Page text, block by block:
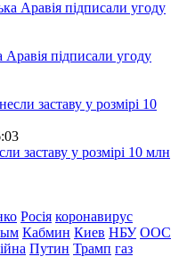
підписали угоду
заставу у розмірі 10 млн
Росія коронавирус
Кабмин Киев НБУ ООС
Путин Трамп газ